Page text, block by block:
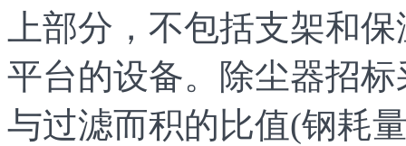
上部分，不包括支架和
平台的设备。除尘器招
与过滤而积的比值(钢耗